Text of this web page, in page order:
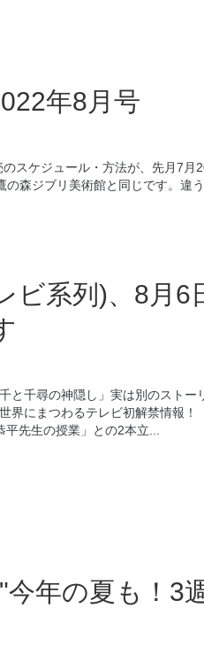
年8月号
スケジュール・方法が、先月7月
森ジブリ美術館と同じです。違う
ビ系列)、8月6
と千尋の神隠し」実は別のストー
界にまつわるテレビ初解禁情報！
先生の授業」との2本立...
今年の夏も！